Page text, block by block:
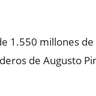
1.550 millones
de Augusto